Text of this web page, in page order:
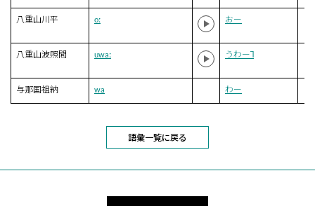
八重山川平 oː おー
八重山波照間 uwaː うわー˥
与那国祖納 wa わー
語彙一覧に戻る